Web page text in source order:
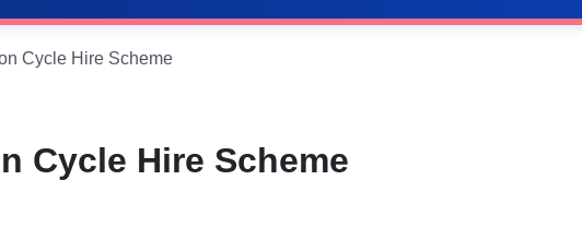
Cycle Hire Scheme
Cycle Hire Scheme